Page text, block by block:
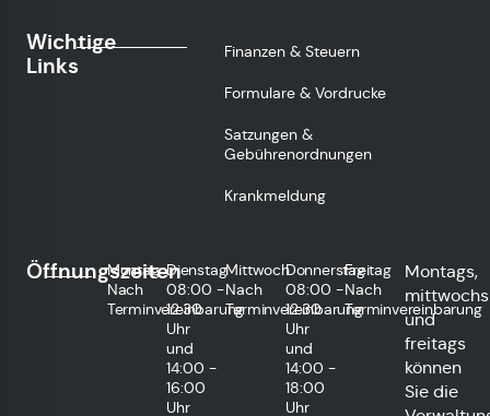
Wichtige
Links
Finanzen & Steuern
Formulare & Vordrucke
Satzungen &
Gebührenordnungen
Krankmeldung
Öffnungszeiten
Montag
Nach
Terminvereinbarung
Dienstag
08:00 -
12:30
Uhr
und
14:00 -
16:00
Uhr
Mittwoch
Nach
Terminvereinbarung
Donnerstag
08:00 -
12:30
Uhr
und
14:00 -
18:00
Uhr
Freitag
Nach
Terminvereinbarung
Montags,
mittwochs
und
freitags
können
Sie die